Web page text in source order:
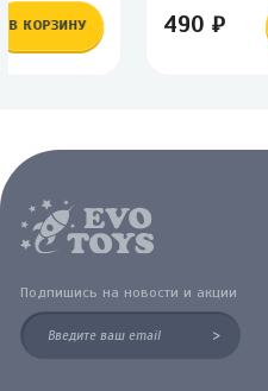
В КОРЗИНУ 490 ₽
Подпишись на новости и акции
>